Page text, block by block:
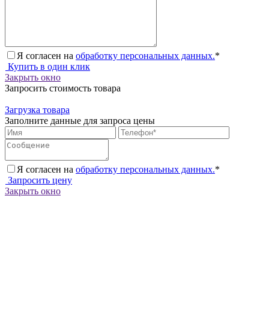
Я согласен на обработку персональных данных.*
Купить в один клик
Закрыть окно
Запросить стоимость товара
Загрузка товара
Заполните данные для запроса цены
Я согласен на обработку персональных данных.*
Запросить цену
Закрыть окно